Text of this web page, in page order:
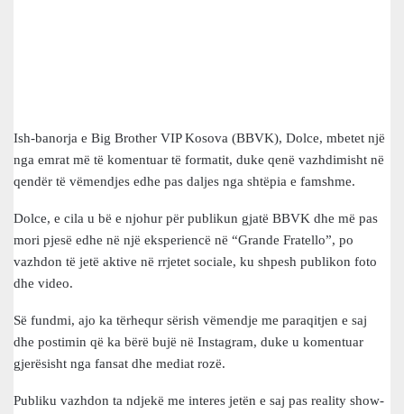
Ish-banorja e Big Brother VIP Kosova (BBVK), Dolce, mbetet një
nga emrat më të komentuar të formatit, duke qenë vazhdimisht në
qendër të vëmendjes edhe pas daljes nga shtëpia e famshme.
Dolce, e cila u bë e njohur për publikun gjatë BBVK dhe më pas
mori pjesë edhe në një eksperiencë në “Grande Fratello”, po
vazhdon të jetë aktive në rrjetet sociale, ku shpesh publikon foto
dhe video.
Së fundmi, ajo ka tërhequr sërish vëmendje me paraqitjen e saj
dhe postimin që ka bërë bujë në Instagram, duke u komentuar
gjerësisht nga fansat dhe mediat rozë.
Publiku vazhdon ta ndjekë me interes jetën e saj pas reality show-